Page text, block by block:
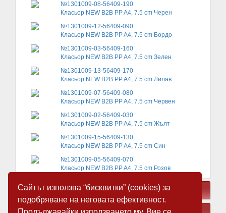
Сайтът използва “бисквитки” (cookies) за
подобряване на неговата ефективност.
№1301009-08-56409-190
Класьор NEW B2B PP A4, 7.5 cm Черен
№1301009-12-56409-090
Класьор NEW B2B PP A4, 7.5 cm Бордо
№1301009-03-56409-160
Класьор NEW B2B PP A4, 7.5 cm Зелен
№1301009-13-56409-170
Класьор NEW B2B PP A4, 7.5 cm Лилав
№1301009-07-56409-080
Класьор NEW B2B PP A4, 7.5 cm Червен
№1301009-02-56409-030
Класьор NEW B2B PP A4, 7.5 cm Жълт
№1301009-15-56409-130
Класьор NEW B2B PP A4, 7.5 cm Син
№1301009-05-56409-070
Класьор NEW B2B PP A4, 7.5 cm Розов
СВЪРЗАНИ ПРОДУКТИ